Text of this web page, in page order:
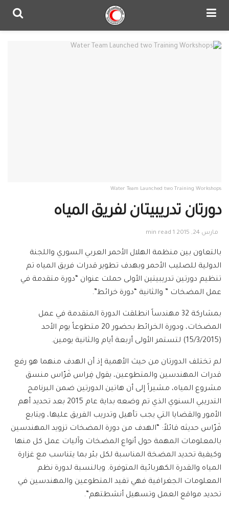
Water Team Launched two Training Workshops
دورتان تدريبيتان لفريق المياه
مارس 24, 2015 1 min read
بالتعاون بين منظمة الهلال الأحمر العربي السوري واللجنة
الدولية للصليب الأحمر وبهدف تطوير قدرات فريق المياه تم
تنظيم دورتين تدريبيتين الأولى حملت عنوان “دورة متقدمة في
عمل المضخات ” والثانية “دورة خرائط”.
بمشاركة 32 مهندساً انطلقت الدورة المتقدمة في عمل
المضخات، ودورة الخرائط بحضور 20 متطوعاً يوم الأحد
(15/3/2015) لتستمر الأولى أربعة أيام والثانية يومين.
لم تختلف الدورتان من حيث الأهمية إذ أن الهدف منهما هو رفع
قدرات المهندسين والمتطوعين، يقول فِراس فَرّاس منسق
مشروع المياه، مشيراً إلى أن هاتين الدورتين ضمن البرنامج
التدريبي السنوي الذي تم وضعه بداية عام 2015 بعد تحديد أهم
الأمور والقضايا التي يجب تأهيل وتدريب الفريق عليها، ويتابع
فَرّاس حديثه قائلاً: “الهدف من دورة المضخات تزويد المهندسين
بالمعلومات المهمة حول أنواع المضخات وآليات عمل كل منها
وكيفية تحديد المضخة المناسبة لكل بئر بما يتناسب مع غزارة
المياه والقدرة الكهربائية المتوفرة. وبالنسبة لدورة نظم
المعلومات الجغرافية فهي تفيد المتطوعين والمهندسين في
تحديد مواقع العمل وتسهيل أنشطتهم”.